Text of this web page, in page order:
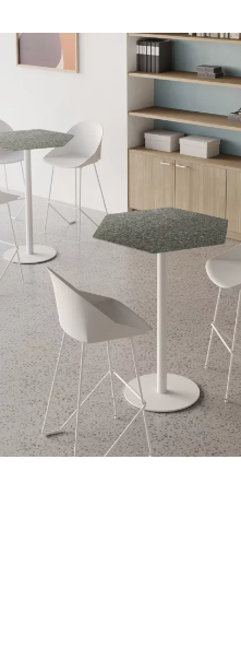
les
des couleurs indicatives)